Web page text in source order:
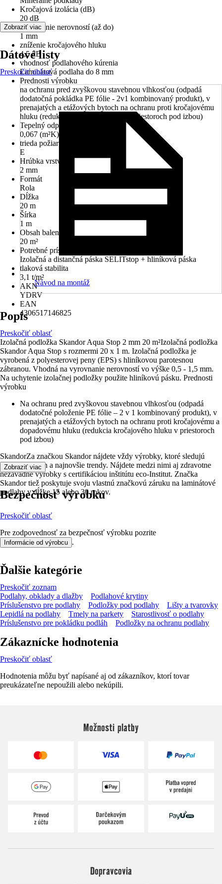
Kročajová izolácia (dB)
20 dB
vyrovnanie nerovností (až do)
1 mm
zníženie kročajového hluku
4,5 dB
vhodnosť podlahového kúrenia
Laminátová podlaha do 8 mm
Prednosti výrobku
na ochranu pred zvyškovou stavebnou vlhkosťou (odpadá
dodatočná pokládka PE fólie - 2v1 kombinovaný produkt), v
prenajatých a etážových bytoch na ochranu proti kročajovému
hluku (redukcia krokového hluku v priestoroch pod izbou)
Tepelný odpor
0,067 (m²K)/W
trieda požiaru (EN 13501-1)
E
Hrúbka vrstvy
2 mm
Formát
Rola
Dĺžka
20 m
Šírka
1 m
Obsah balenia
20 m²
Potrebné príslušenstvo
Izolačná a distančná páska SELITstop + hliníková páska
tlaková stabilita
3,1 t/m²
AKN
YDRV
EAN
4306517146825
Zobraziť viac
Dátové listy
Preskočiť oblasť
Návod na montáž
Popis
Preskočiť oblasť
Izolačná podložka Skandor Aqua Stop 2 mm 20 m²Izolačná podložka
Skandor Aqua Stop s rozmermi 20 x 1 m. Izolačná podložka je
vyrobená z polyesterovej peny (EPS) s hliníkovou parotesnou
zábranou. Vhodná na vyrovnanie nerovností vo výške 0,5 - 1,5 mm.
Na uchytenie izolačnej podložky použite hliníkovú pásku. Prednosti
výrobku
Na ochranu pred zvyškovou stavebnou vlhkosťou (odpadá
dodatočné položenie PE fólie – 2 v 1 kombinovaný produkt), v
prenajatých a etážových bytoch na ochranu proti kročajovému a
dopadovému hluku (redukcia kročajového hluku v priestoroch
pod izbou)
SkandorZa značkou Skandor nájdete vždy výrobky, ktoré sledujú
aktuálny dizajn a najnovšie trendy. Nájdete medzi nimi aj zdravotne
nezávadné výrobky s certifikáciou inštitútu eco-Institut. Značka
Skandor tiež poskytuje svoju vlastnú značkovú záruku na laminátové
podlahy v dĺžke 15 alebo 30 rokov.
Zobraziť viac
Bezpečnosť výrobku
Preskočiť oblasť
Pre zodpovednosť za bezpečnosť výrobku pozrite
Informácie od výrobcu .
Ďalšie kategórie
Preskočiť zoznam
Podlahy, obklady a dlažby
Podlahové krytiny
Príslušenstvo pre podlahy
Podložky pod podlahy
Lišty a tvarovky
Lepidlá na podlahy
Tmely na parkety
Starostlivosť o podlahy
Príslušenstvo pre pokládku podláh
Podložky na ochranu podlahy
Zákaznícke hodnotenia
Preskočiť oblasť
Hodnotenia môžu byť napísané aj od zákazníkov, ktorí tovar
preukázateľne nepoužili alebo nekúpili.
Možnosti platby
Dopravcovia